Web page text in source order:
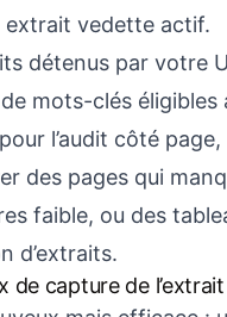
extrait vedette actif.
détenus par votre
mots-clés éligibles
l’audit côté
des pages qui
faible, ou des
d’extraits.
de capture de l’extrait